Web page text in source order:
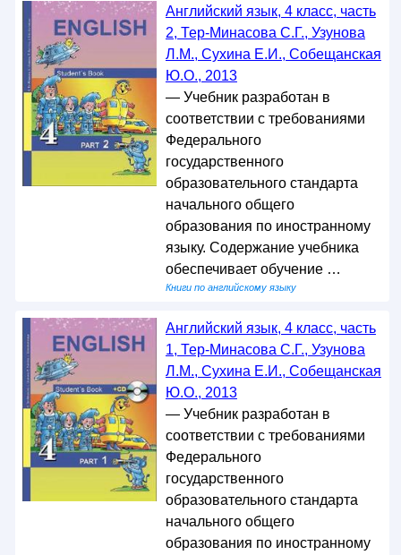
Английский язык, 4 класс, часть
2, Тер-Минасова С.Г., Узунова
Л.М., Сухина Е.И., Собещанская
Ю.О., 2013
— Учебник разработан в
соответствии с требованиями
Федерального
государственного
образовательного стандарта
начального общего
образования по иностранному
языку. Содержание учебника
обеспечивает обучение …
Книги по английскому языку
Английский язык, 4 класс, часть
1, Тер-Минасова С.Г., Узунова
Л.М., Сухина Е.И., Собещанская
Ю.О., 2013
— Учебник разработан в
соответствии с требованиями
Федерального
государственного
образовательного стандарта
начального общего
образования по иностранному